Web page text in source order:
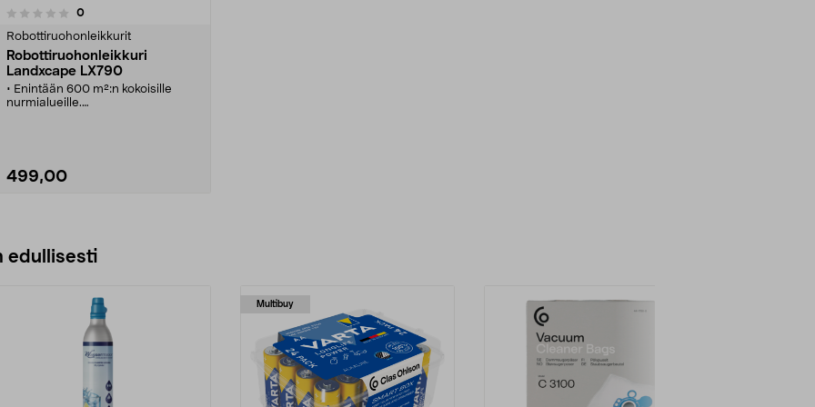
0arvostelut
Robottiruohonleikkurit
Robottiruohonleikkuri
Landxcape LX790
• Enintään 600 m²:n kokoisille
nurmialueille.
leikkuukorkeus, sadetunnistin ja
monia muita käteviä toimintoja
499,00
edullisesti
Multibuy